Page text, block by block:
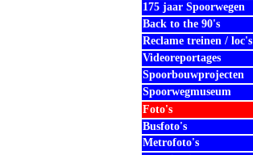
175 jaar Spoorwegen
Back to the 90's
Reclame treinen / loc's
Videoreportages
Spoorbouwprojecten
Spoorwegmuseum
Foto's
Busfoto's
Metrofoto's